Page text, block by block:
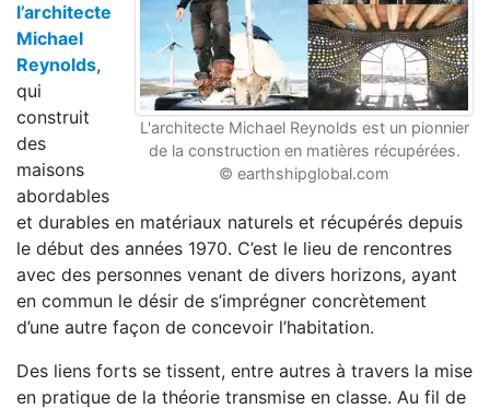
L'architecte Michael Reynolds est un pionnier
de la construction en matières récupérées.
© earthshipglobal.com
l’architecte
Michael
Reynolds,
qui
construit
des
maisons
abordables
et durables en matériaux naturels et récupérés depuis
le début des années 1970. C’est le lieu de rencontres
avec des personnes venant de divers horizons, ayant
en commun le désir de s’imprégner concrètement
d’une autre façon de concevoir l’habitation.
Des liens forts se tissent, entre autres à travers la mise
en pratique de la théorie transmise en classe. Au fil de